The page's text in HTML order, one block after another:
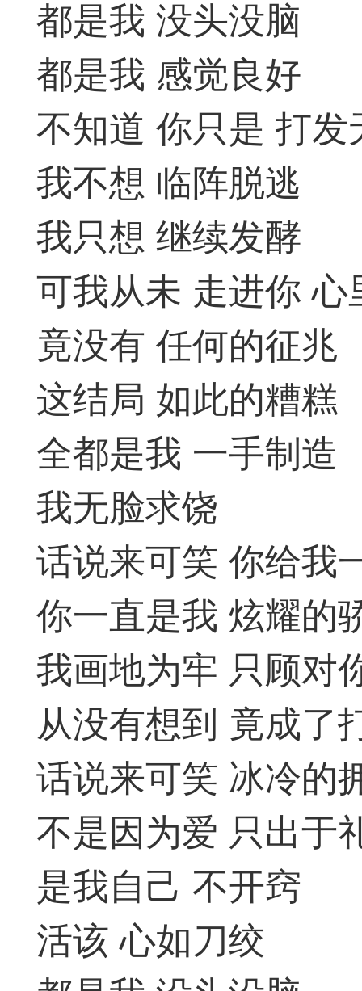
体。读者再也不是收
包含非常丰富的内容
适合学习。开局，中
，大家不要错过。一
藏夹中（或叫书签）
专题书签：
州
65
境界 Lv11
VIP11
05-09 18:39
电脑端 公
弈易道APP下载
项
道app下载可点击
都是我 没头没脑
都是我 感觉良好
不知道 你只是 打发
我不想 临阵脱逃
我只想 继续发酵
可我从未 走进你 心
竟没有 任何的征兆
这结局 如此的糟糕
全都是我 一手制造
我无脸求饶
话说来可笑 你给我
你一直是我 炫耀的
我画地为牢 只顾对
从没有想到 竟成了
话说来可笑 冰冷的
不是因为爱 只出于
是我自己 不开窍
活该 心如刀绞